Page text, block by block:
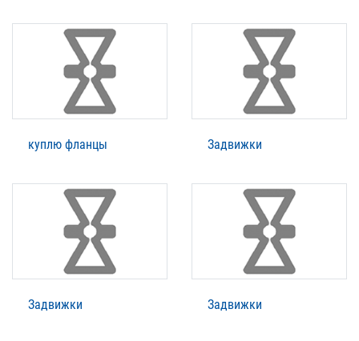
куплю фланцы Задвижки
Задвижки Задвижки